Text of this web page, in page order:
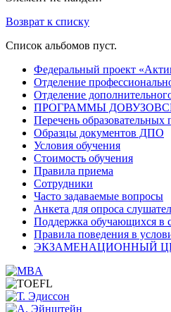
Возврат к списку
Список альбомов пуст.
Федеральный проект
Отделение
Отделение
ПРОГРАММЫ
Перечень образовательных
Образцы документов ДПО
Условия обучения
Стоимость обучения
Правила приема
Сотрудники
Часто задаваемые вопросы
Анкета для опроса
Поддержка обучающихся в
Правила поведения в
ЭКЗАМЕНАЦИОННЫЙ